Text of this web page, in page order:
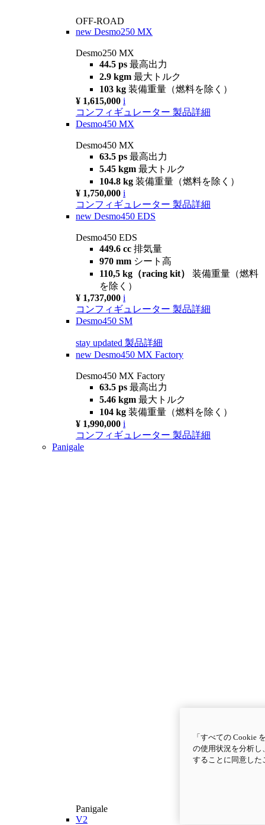
OFF-ROAD
new Desmo250 MX
Desmo250 MX
44.5 ps 最高出力
2.9 kgm 最大トルク
103 kg 装備重量（燃料を除く）
¥ 1,615,000 i
コンフィギュレーター 製品詳細
Desmo450 MX
Desmo450 MX
63.5 ps 最高出力
5.45 kgm 最大トルク
104.8 kg 装備重量（燃料を除く）
¥ 1,750,000 i
コンフィギュレーター 製品詳細
new Desmo450 EDS
Desmo450 EDS
449.6 cc 排気量
970 mm シート高
110,5 kg（racing kit） 装備重量（燃料
を除く）
¥ 1,737,000 i
コンフィギュレーター 製品詳細
Desmo450 SM
stay updated 製品詳細
new Desmo450 MX Factory
Desmo450 MX Factory
63.5 ps 最高出力
5.46 kgm 最大トルク
104 kg 装備重量（燃料を除く）
¥ 1,990,000 i
コンフィギュレーター 製品詳細
Panigale
Panigale
V2
「すべての Cookie
の使用状況を分析し
することに同意し